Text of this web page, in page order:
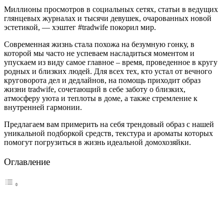
Миллионы просмотров в социальных сетях, статьи в ведущих
глянцевых журналах и тысячи девушек, очарованных новой
эстетикой, — хэштег #tradwife покорил мир.
Современная жизнь стала похожа на безумную гонку, в
которой мы часто не успеваем насладиться моментом и
упускаем из виду самое главное – время, проведенное в кругу
родных и близких людей. Для всех тех, кто устал от вечного
круговорота дел и дедлайнов, на помощь приходит образ
жизни tradwife, сочетающий в себе заботу о близких,
атмосферу уюта и теплоты в доме, а также стремление к
внутренней гармонии.
Предлагаем вам примерить на себя трендовый образ с нашей
уникальной подборкой средств, текстура и ароматы которых
помогут погрузиться в жизнь идеальной домохозяйки.
Оглавление